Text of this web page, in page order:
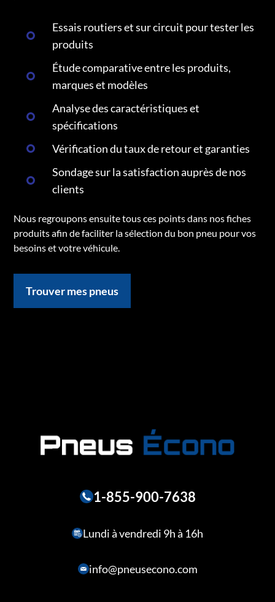
Essais routiers et sur circuit pour tester les
produits
Étude comparative entre les produits,
marques et modèles
Analyse des caractéristiques et
spécifications
Vérification du taux de retour et garanties
Sondage sur la satisfaction auprès de nos
clients
Nous regroupons ensuite tous ces points dans nos fiches
produits afin de faciliter la sélection du bon pneu pour vos
besoins et votre véhicule.
Trouver mes pneus
1-855-900-7638
Lundi à vendredi 9h à 16h
info@pneusecono.com